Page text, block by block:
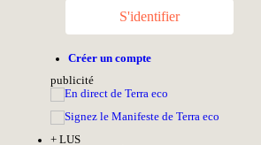
S'identifier
Créer un compte
publicité
+ LUS